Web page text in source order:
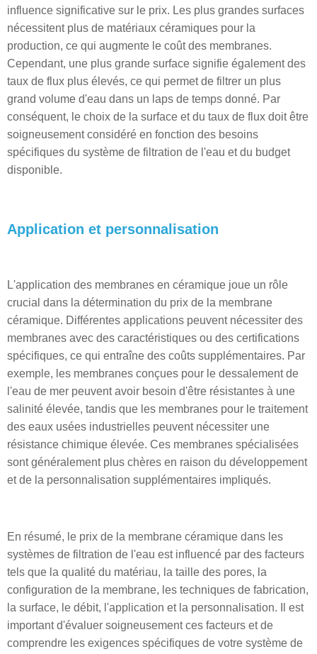
influence significative sur le prix. Les plus grandes surfaces
nécessitent plus de matériaux céramiques pour la
production, ce qui augmente le coût des membranes.
Cependant, une plus grande surface signifie également des
taux de flux plus élevés, ce qui permet de filtrer un plus
grand volume d'eau dans un laps de temps donné. Par
conséquent, le choix de la surface et du taux de flux doit être
soigneusement considéré en fonction des besoins
spécifiques du système de filtration de l'eau et du budget
disponible.
Application et personnalisation
L'application des membranes en céramique joue un rôle
crucial dans la détermination du prix de la membrane
céramique. Différentes applications peuvent nécessiter des
membranes avec des caractéristiques ou des certifications
spécifiques, ce qui entraîne des coûts supplémentaires. Par
exemple, les membranes conçues pour le dessalement de
l'eau de mer peuvent avoir besoin d'être résistantes à une
salinité élevée, tandis que les membranes pour le traitement
des eaux usées industrielles peuvent nécessiter une
résistance chimique élevée. Ces membranes spécialisées
sont généralement plus chères en raison du développement
et de la personnalisation supplémentaires impliqués.
En résumé, le prix de la membrane céramique dans les
systèmes de filtration de l'eau est influencé par des facteurs
tels que la qualité du matériau, la taille des pores, la
configuration de la membrane, les techniques de fabrication,
la surface, le débit, l'application et la personnalisation. Il est
important d'évaluer soigneusement ces facteurs et de
comprendre les exigences spécifiques de votre système de